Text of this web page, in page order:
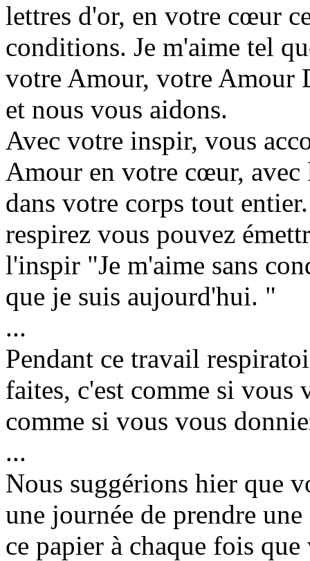
lettres d'or, en votre cœur
conditions. Je m'aime tel
votre Amour, votre Amour
et nous vous aidons.
Avec votre inspir, vous
Amour en votre cœur,
dans votre corps tout
respirez vous pouvez
l'inspir "Je m'aime sans
que je suis aujourd'hui. "
...
Pendant ce travail
faites, c'est comme si vous
comme si vous vous
...
Nous suggérions hier que
une journée de prendre
ce papier à chaque fois